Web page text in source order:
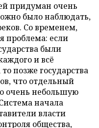
придуман очень
было наблюдать,
Со временем,
проблема: если
были
и всё
позже государства
что отдельный
очень небольшую
начала
власти
общества,